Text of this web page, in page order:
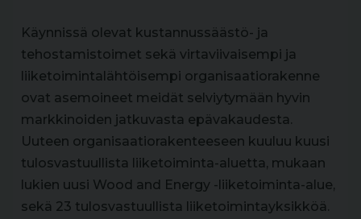
Käynnissä olevat kustannussäästö- ja
tehostamistoimet sekä virtaviivaisempi ja
liiketoimintalähtöisempi organisaatiorakenne
ovat asemoineet meidät selviytymään hyvin
markkinoiden jatkuvasta epävakaudesta.
Uuteen organisaatiorakenteeseen kuuluu kuusi
tulosvastuullista liiketoiminta-aluetta, mukaan
lukien uusi Wood and Energy -liiketoiminta-alue,
sekä 23 tulosvastuullista liiketoimintayksikköä.